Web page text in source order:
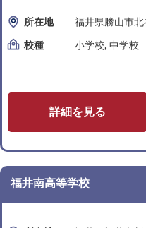
所在地
福井県勝山市
校種
小学校, 中学校
詳細を見る
福井南高等学校